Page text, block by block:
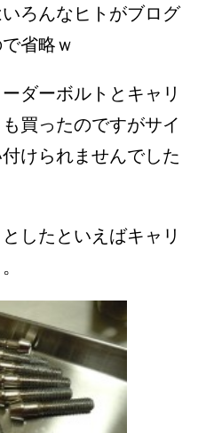
ろんなヒトがブログ
省略ｗ
ダーボルトとキャリ
買ったのですがサイ
けられませんでした
したといえばキャリ